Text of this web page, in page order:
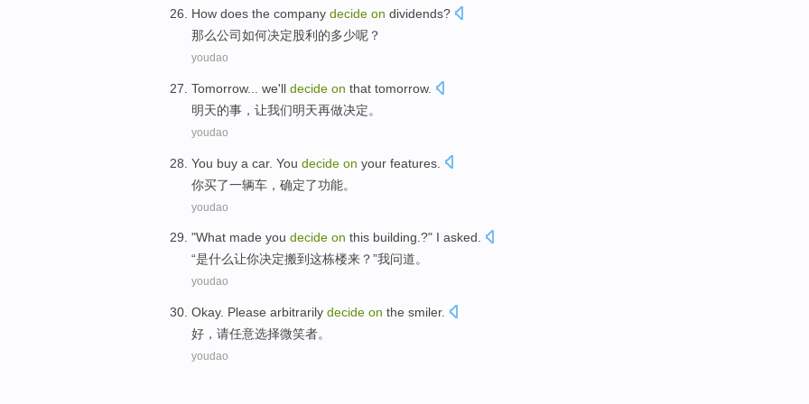
How does the company decide on dividends?
那么公司如何决定股利 的多少呢？
youdao
Tomorrow... we'll decide on that tomorrow.
明天的事 ， 让我们明天再做决定。
youdao
You buy a car. You decide on your features
你买了一辆车 ， 确定了功能。
youdao
"What made you decide on this building.?" I asked.
“是什么让你决定搬到这栋楼来？”我问道。
youdao
Okay. Please arbitrarily decide on the smiler.
好 ， 请任意选择微笑者。
youdao